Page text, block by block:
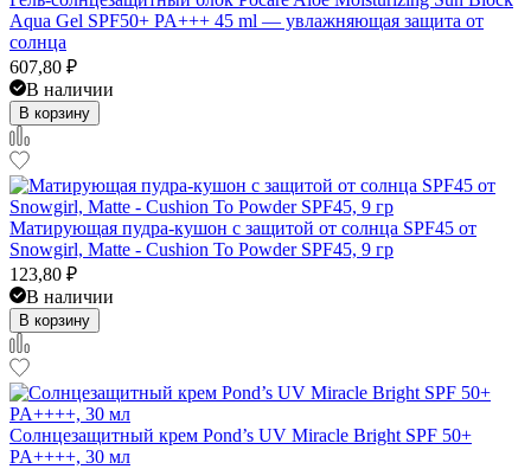
Aqua Gel SPF50+ PA+++ 45 ml — увлажняющая защита от
солнца
607,80 ₽
В наличии
В корзину
Матирующая пудра-кушон с защитой от солнца SPF45 от
Snowgirl, Matte - Cushion To Powder SPF45, 9 гр
123,80 ₽
В наличии
В корзину
Солнцезащитный крем Pond’s UV Miracle Bright SPF 50+
PA++++, 30 мл